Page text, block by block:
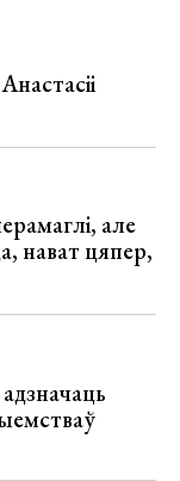
але
нават цяпер,